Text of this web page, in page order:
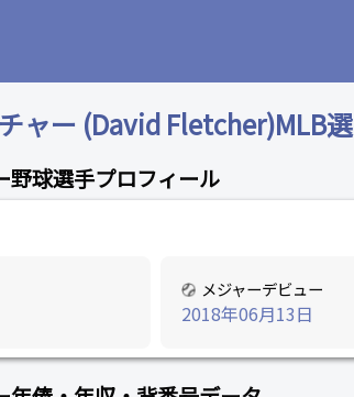
ャー (David Fletcher)MLB
野球選手プロフィール
メジャーデビュー
2018年06月13日